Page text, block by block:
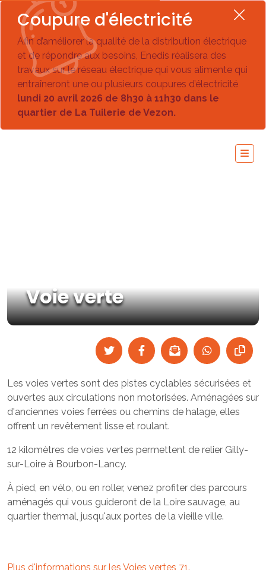
Coupure d'électricité
Afin d’améliorer la qualité de la distribution électrique
et de répondre aux besoins, Enedis réalisera des
travaux sur le réseau électrique qui vous alimente qui
entraîneront une ou plusieurs coupures d’électricité
lundi 20 avril 2026 de 8h30 à 11h30 dans le
quartier de La Tuilerie de Vezon.
Voie verte
Les voies vertes sont des pistes cyclables sécurisées et
ouvertes aux circulations non motorisées. Aménagées sur
d'anciennes voies ferrées ou chemins de halage, elles
offrent un revêtement lisse et roulant.
12 kilomètres de voies vertes permettent de relier Gilly-
sur-Loire à Bourbon-Lancy.
À pied, en vélo, ou en roller, venez profiter des parcours
aménagés qui vous guideront de la Loire sauvage, au
quartier thermal, jusqu'aux portes de la vieille ville.
Plus d'informations sur les Voies vertes 71.